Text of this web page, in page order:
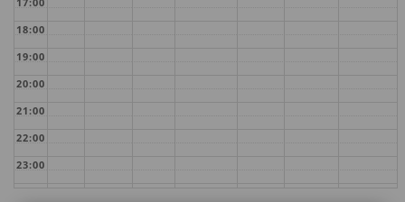
18:00
19:00
20:00
21:00
22:00
23:00